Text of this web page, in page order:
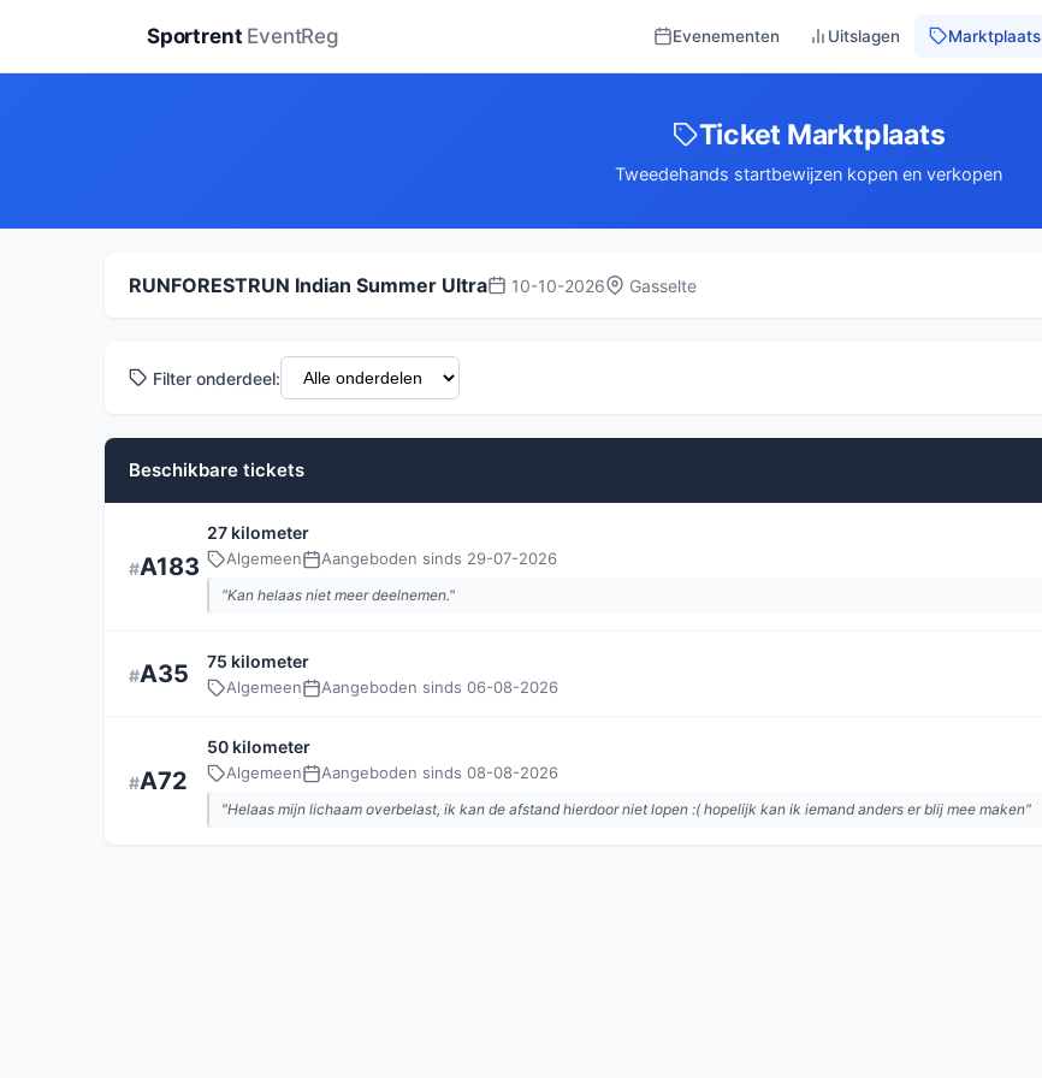
Sportrent EventReg Evenementen Uitslagen Marktplaats
Ticket Marktplaats
Tweedehands startbewijzen kopen en verkopen
RUNFORESTRUN Indian Summer Ultra 10-10-2026 Gasselte
Filter onderdeel:
Beschikbare tickets
A183
27 kilometer
Algemeen Aangeboden sinds 29-07-2026
"Kan helaas niet meer deelnemen."
A35 75 kilometer
Algemeen Aangeboden sinds 06-08-2026
A72
50 kilometer
Algemeen Aangeboden sinds 08-08-2026
"Helaas mijn lichaam overbelast, ik kan de afstand hierdoor niet lopen :( hopelijk kan ik iemand anders er blij mee maken"